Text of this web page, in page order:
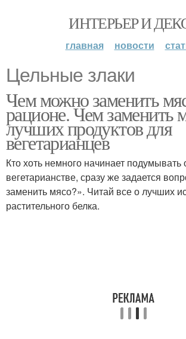
ИНТЕРЬЕР И
главная новости
Цельные злаки
Чем можно заменить
рационе. Чем заменить
лучших продуктов для
вегетарианцев
Кто хоть немного начинает подумывать
вегетарианстве, сразу же задается
заменить мясо?». Читай все о лучших
растительного белка.